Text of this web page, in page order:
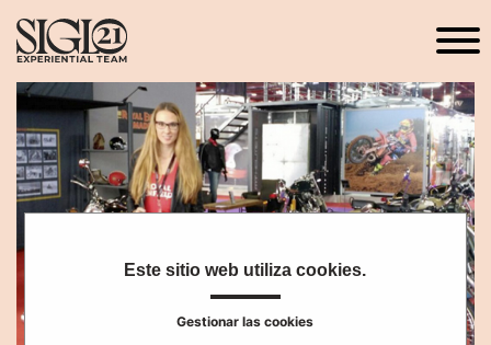
Este sitio web utiliza cookies.
Gestionar las cookies